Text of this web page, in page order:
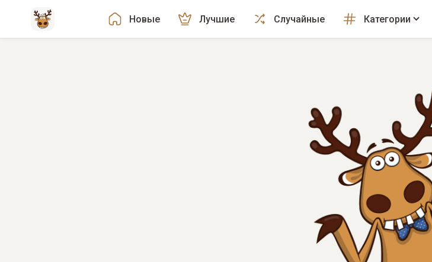
Новые Лучшие Случайные Категории